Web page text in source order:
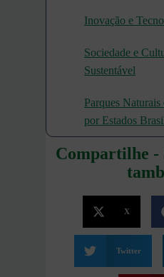
Inovação e
Sociedade e
Sustentável
Parques
por Estados
Compartilhe -
X
Twitter